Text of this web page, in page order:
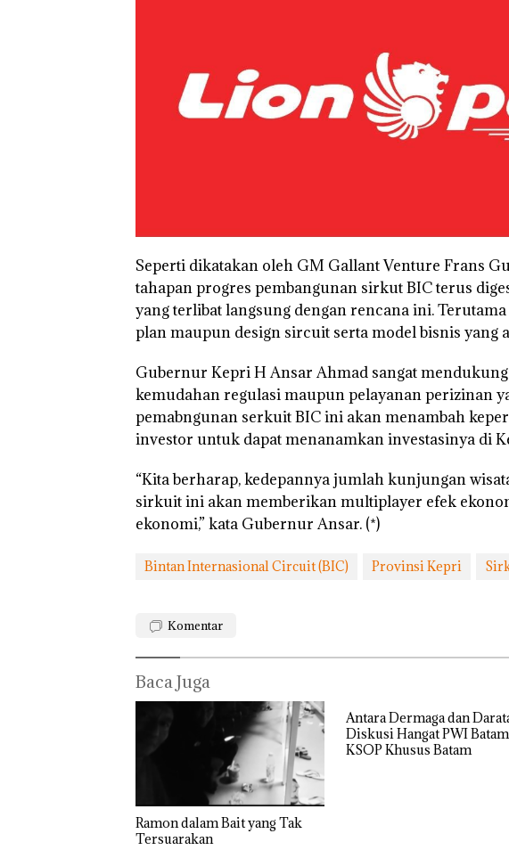
Seperti dikatakan oleh GM Gallant Venture Frans
tahapan progres pembangunan sirkut BIC terus
yang terlibat langsung dengan rencana ini.
plan maupun design sircuit serta model bisnis yang
Gubernur Kepri H Ansar Ahmad sangat
kemudahan regulasi maupun pelayanan perizinan
pemabngunan serkuit BIC ini akan menambah
investor untuk dapat menanamkan investasinya di
“Kita berharap, kedepannya jumlah kunjungan
sirkuit ini akan memberikan multiplayer efek
ekonomi,” kata Gubernur Ansar. (*)
Bintan Internasional Circuit (BIC) Provinsi Kepri
Komentar
Baca Juga
Ramon dalam Bait yang Tak
Tersuarakan
Antara Dermaga dan
Diskusi Hangat PWI
KSOP Khusus Batam
“Double Winner”,
Abimanyu Melesat
Kibarkan Merah Putih
Dua Kali di Thailand
Dekan
Kepri
Ilmiah,